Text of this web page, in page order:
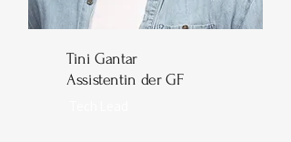
Tini Gantar
Assistentin der GF